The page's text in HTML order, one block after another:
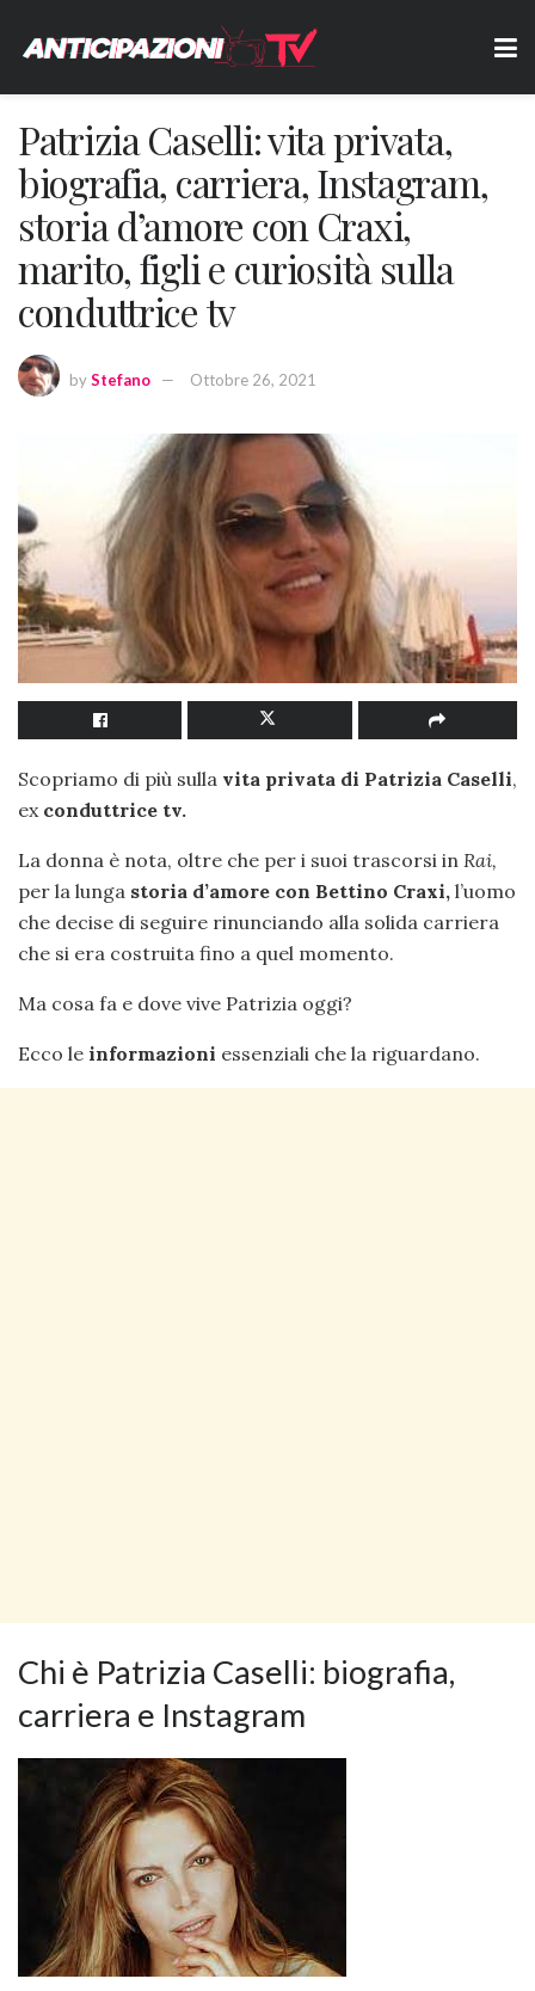
Patrizia Caselli: vita privata,
biografia, carriera, Instagram,
storia d’amore con Craxi,
marito, figli e curiosità sulla
conduttrice tv
byStefano Ottobre 26, 2021
Scopriamo di più sulla vita privata di Patrizia Caselli,
ex conduttrice tv.
La donna è nota, oltre che per i suoi trascorsi in Rai,
per la lunga storia d’amore con Bettino Craxi, l’uomo
che decise di seguire rinunciando alla solida carriera
che si era costruita fino a quel momento.
Ma cosa fa e dove vive Patrizia oggi?
Ecco le informazioni essenziali che la riguardano.
Chi è Patrizia Caselli: biografia,
carriera e Instagram